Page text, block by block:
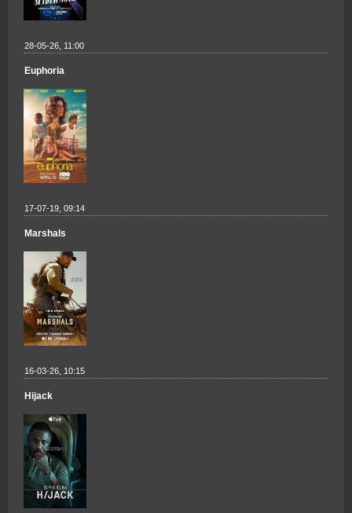
28-05-26, 11:00
Euphoria
17-07-19, 09:14
Marshals
16-03-26, 10:15
Hijack